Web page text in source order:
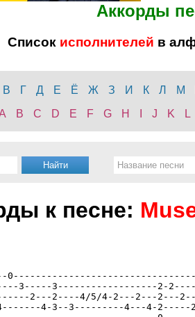
Аккорды
Список исполнителей в
В Г Д Е Ё Ж З И К Л М
B C D E F G H J K L
к песне:
3-----3------------------2-
2---2----4/5/4-2---2---2---
4-3--3---------4---4-